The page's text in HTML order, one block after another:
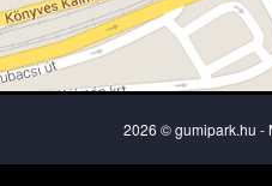
2026 © gumipark.hu -